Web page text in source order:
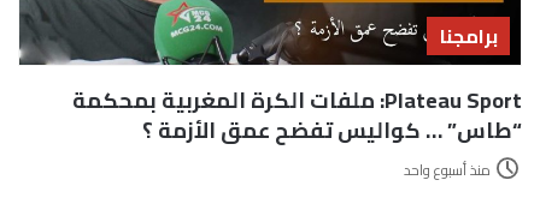
برامجنا
Plateau Sport: ملفات الكرة المغربية بمحكمة
“طاس” … كواليس تفضح عمق الأزمة ؟
منذ أسبوع واحد